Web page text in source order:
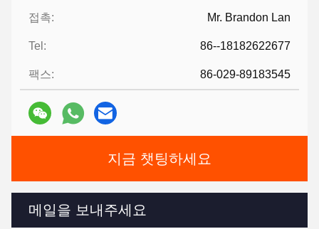
접촉: Mr. Brandon Lan
Tel: 86--18182622677
팩스: 86-029-89183545
지금 챗팅하세요
메일을 보내주세요